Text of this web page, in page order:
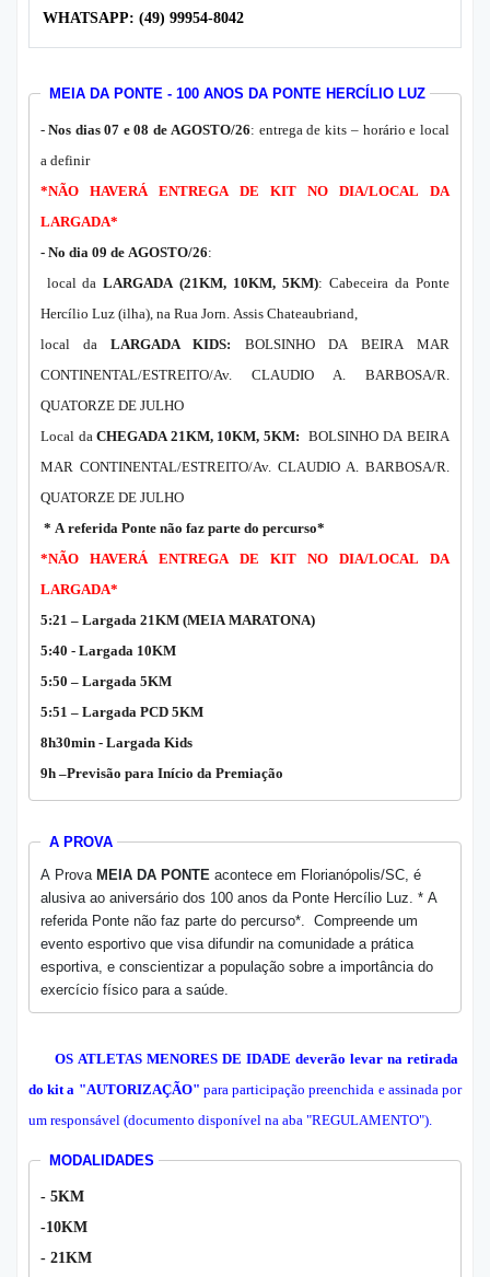
WHATSAPP: (49) 99954-8042
MEIA DA PONTE - 100 ANOS DA PONTE HERCÍLIO LUZ
- Nos dias 07 e 08 de AGOSTO/26: entrega de kits – horário e local
a definir
*NÃO HAVERÁ ENTREGA DE KIT NO DIA/LOCAL DA
LARGADA*
- No dia 09 de AGOSTO/26:
local da LARGADA (21KM, 10KM, 5KM): Cabeceira da Ponte
Hercílio Luz (ilha), na Rua Jorn. Assis Chateaubriand,
local da LARGADA KIDS: BOLSINHO DA BEIRA MAR
CONTINENTAL/ESTREITO/Av. CLAUDIO A. BARBOSA/R.
QUATORZE DE JULHO
Local da CHEGADA 21KM, 10KM, 5KM: BOLSINHO DA BEIRA
MAR CONTINENTAL/ESTREITO/Av. CLAUDIO A. BARBOSA/R.
QUATORZE DE JULHO
* A referida Ponte não faz parte do percurso*
*NÃO HAVERÁ ENTREGA DE KIT NO DIA/LOCAL DA
LARGADA*
5:21 – Largada 21KM (MEIA MARATONA)
5:40 - Largada 10KM
5:50 – Largada 5KM
5:51 – Largada PCD 5KM
8h30min - Largada Kids
9h –Previsão para Início da Premiação
A PROVA
A ProvaMEIA DA PONTE acontece em Florianópolis/SC, é
alusiva ao aniversário dos 100 anos da Ponte Hercílio Luz. * A
referida Ponte não faz parte do percurso*. Compreende um
evento esportivo que visa difundir na comunidade a prática
esportiva, e conscientizar a população sobre a importância do
exercício físico para a saúde.
OS ATLETAS MENORES DE IDADE deverão levar na retirada
do kit a "AUTORIZAÇÃO" para participação preenchida e assinada por
um responsável (documento disponível na aba "REGULAMENTO").
MODALIDADES
- 5KM
-10KM
- 21KM